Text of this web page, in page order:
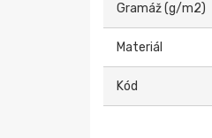
Gramáž (g/m2)
Materiál
Kód